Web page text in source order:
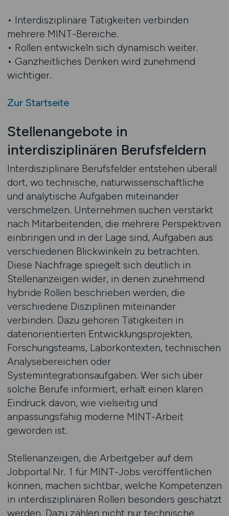
• Interdisziplinäre Tätigkeiten verbinden
mehrere MINT-Bereiche.
• Rollen entwickeln sich dynamisch weiter.
• Ganzheitliches Denken wird zunehmend
wichtiger.
Zur Startseite
Stellenangebote in
interdisziplinären Berufsfeldern
Interdisziplinäre Berufsfelder entstehen überall
dort, wo technische, naturwissenschaftliche
und analytische Aufgaben miteinander
verschmelzen. Unternehmen suchen verstärkt
nach Mitarbeitenden, die mehrere Perspektiven
einbringen und in der Lage sind, Aufgaben aus
verschiedenen Blickwinkeln zu betrachten.
Diese Nachfrage spiegelt sich deutlich in
Stellenanzeigen wider, in denen zunehmend
hybride Rollen beschrieben werden, die
verschiedene Disziplinen miteinander
verbinden. Dazu gehören Tätigkeiten in
datenorientierten Entwicklungsprojekten,
Forschungsteams, Laborkontexten, technischen
Analysebereichen oder
Systemintegrationsaufgaben. Wer sich über
solche Berufe informiert, erhält einen klaren
Eindruck davon, wie vielseitig und
anpassungsfähig moderne MINT-Arbeit
geworden ist.
Stellenanzeigen, die Arbeitgeber auf dem
Jobportal Nr. 1 für MINT-Jobs veröffentlichen
können, machen sichtbar, welche Kompetenzen
in interdisziplinären Rollen besonders geschätzt
werden. Dazu zählen nicht nur technische